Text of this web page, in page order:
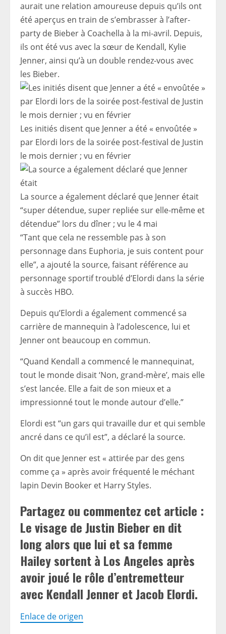
aurait une relation amoureuse depuis qu’ils ont
été aperçus en train de s’embrasser à l’after-
party de Bieber à Coachella à la mi-avril. Depuis,
ils ont été vus avec la sœur de Kendall, Kylie
Jenner, ainsi qu’à un double rendez-vous avec
les Bieber.
Les initiés disent que Jenner a été « envoûtée »
par Elordi lors de la soirée post-festival de Justin
le mois dernier ; vu en février
La source a également déclaré que Jenner était
“super détendue, super repliée sur elle-même et
détendue” lors du dîner ; vu le 4 mai
“Tant que cela ne ressemble pas à son
personnage dans Euphoria, je suis content pour
elle”, a ajouté la source, faisant référence au
personnage sportif troublé d’Elordi dans la série
à succès HBO.
Depuis qu’Elordi a également commencé sa
carrière de mannequin à l’adolescence, lui et
Jenner ont beaucoup en commun.
“Quand Kendall a commencé le mannequinat,
tout le monde disait ‘Non, grand-mère’, mais elle
s’est lancée. Elle a fait de son mieux et a
impressionné tout le monde autour d’elle.”
Elordi est “un gars qui travaille dur et qui semble
ancré dans ce qu’il est”, a déclaré la source.
On dit que Jenner est « attirée par des gens
comme ça » après avoir fréquenté le méchant
lapin Devin Booker et Harry Styles.
Partagez ou commentez cet article :
Le visage de Justin Bieber en dit
long alors que lui et sa femme
Hailey sortent à Los Angeles après
avoir joué le rôle d’entremetteur
avec Kendall Jenner et Jacob Elordi.
Enlace de origen